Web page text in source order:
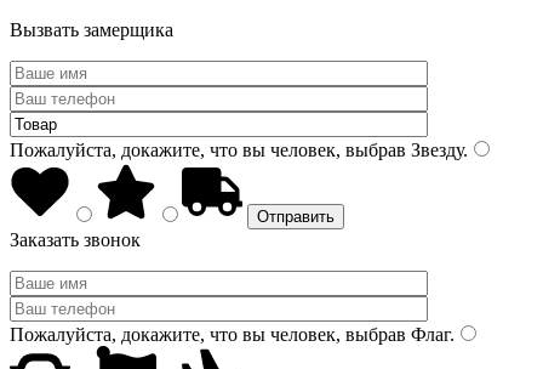
Вызвать замерщика
Пожалуйста, докажите, что вы человек, выбрав Звезду.
Заказать звонок
Пожалуйста, докажите, что вы человек, выбрав Флаг.